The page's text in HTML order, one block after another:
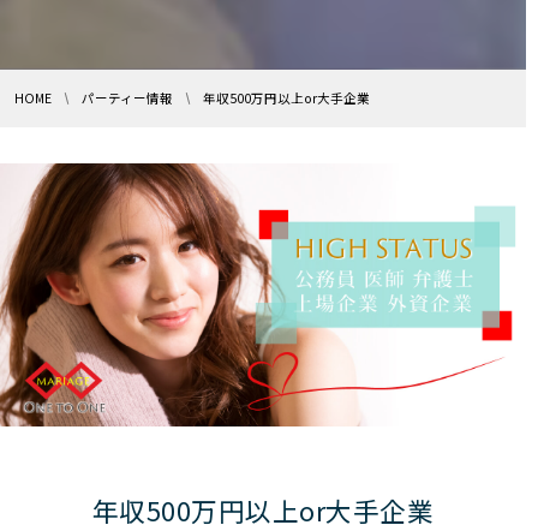
HOME パーティー情報 年収500万円以上or大手企業
年収500万円以上or大手企業